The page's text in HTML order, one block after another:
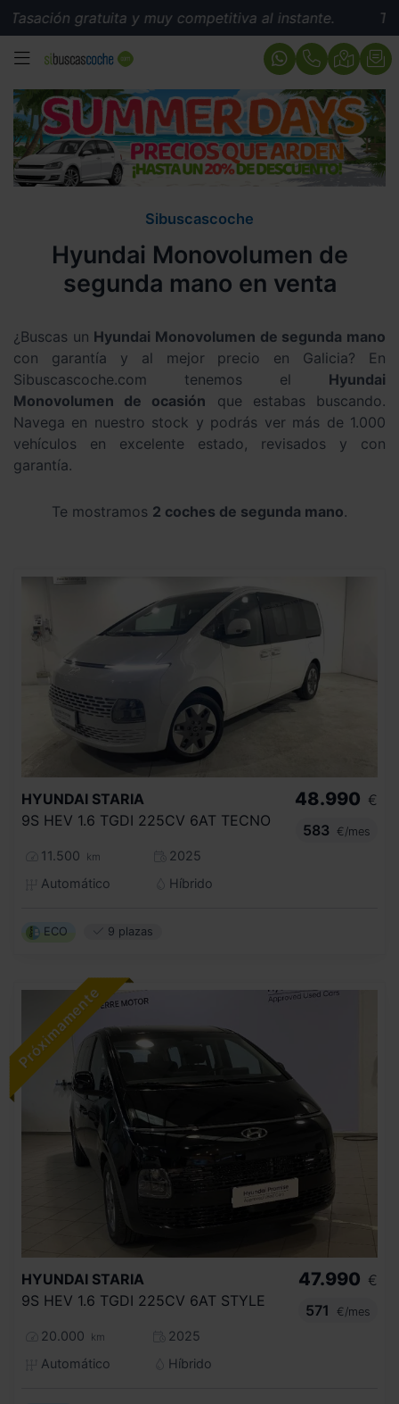
gratuita y muy competitiva al instante.
MENÚ
Sibuscascoche
Hyundai Monovolumen de
segunda mano en venta
¿Buscas un Hyundai Monovolumen de segunda mano
con garantía y al mejor precio en Galicia? En
Sibuscascoche.com tenemos el Hyundai
Monovolumen de ocasión que estabas buscando.
Navega en nuestro stock y podrás ver más de 1.000
vehículos en excelente estado, revisados y con
garantía.
Te mostramos 2 coches de segunda mano.
HYUNDAI STARIA
9S HEV 1.6 TGDI 225CV 6AT TECNO
11.500 km
2025
Automático
Híbrido
48.990 €
583
€/mes
ECO 9 plazas
HYUNDAI STARIA
9S HEV 1.6 TGDI 225CV 6AT STYLE
20.000 km
2025
Automático
Híbrido
47.990 €
571
€/mes